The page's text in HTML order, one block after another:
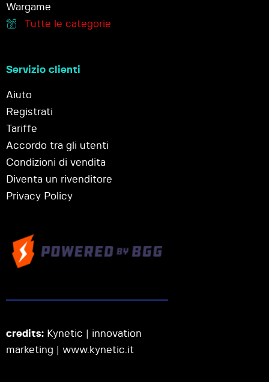
Wargame
Tutte le categorie
Servizio clienti
Aiuto
Registrati
Tariffe
Accordo tra gli utenti
Condizioni di vendita
Diventa un rivenditore
Privacy Policy
credits: Kynetic | innovation
marketing | www.kynetic.it